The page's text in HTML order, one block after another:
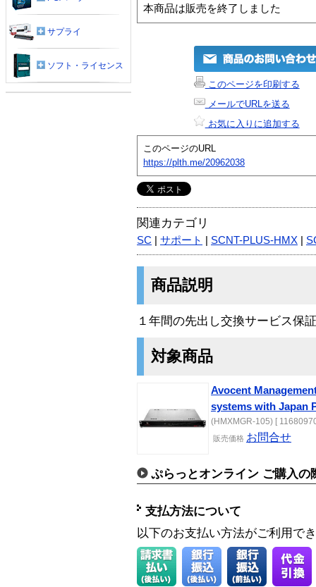
本商品は販売を終了しました
このページを印刷する
メールでURLを送る
お気に入りに追加する
このページのURL
https://plth.me/20962038
関連カテゴリ
SC サポート SCNT-PLUS-HMX
商品説明
１年間の先出し交換サービス保証
対象商品
Avocent
systems with Japan
(HMXMGR-105) [
販売価格 お問合せ
ぷらっとオンライン ご購入の
支払方法について
以下のお支払い方法がご利用で
サプライ
ソフト・ライセンス